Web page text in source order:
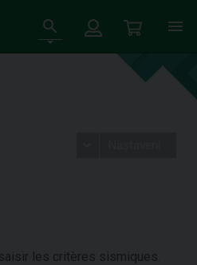
les critères sismiques.